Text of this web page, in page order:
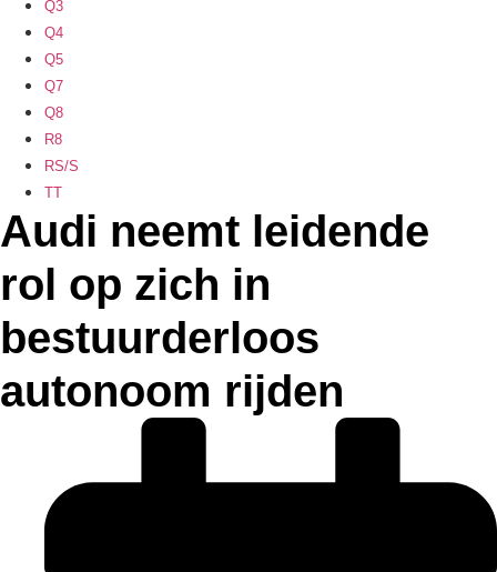
Q3
Q4
Q5
Q7
Q8
R8
RS/S
TT
Audi neemt leidende
rol op zich in
bestuurderloos
autonoom rijden